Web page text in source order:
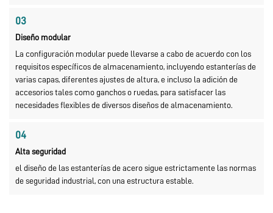
03
Diseño modular
La configuración modular puede llevarse a cabo de acuerdo con los
requisitos específicos de almacenamiento, incluyendo estanterías de
varias capas, diferentes ajustes de altura, e incluso la adición de
accesorios tales como ganchos o ruedas, para satisfacer las
necesidades flexibles de diversos diseños de almacenamiento.
04
Alta seguridad
el diseño de las estanterías de acero sigue estrictamente las normas
de seguridad industrial, con una estructura estable.